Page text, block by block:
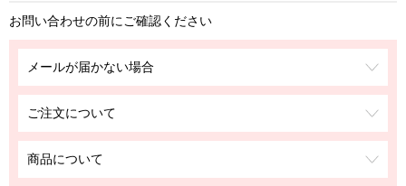
お問い合わせの前にご確認ください
メールが届かない場合
ご注文について
商品について